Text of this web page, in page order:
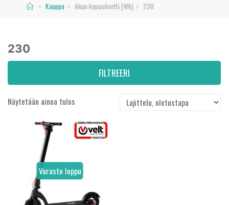
HomeKauppa Akun kapasiteetti (Wh) 230
230
FILTREERI
Näytetään ainoa tulos
Varasto loppu